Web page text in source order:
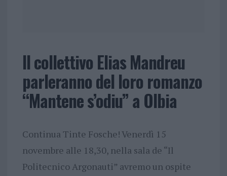
Il collettivo Elias Mandreu
parleranno del loro romanzo
“Mantene s’odiu” a Olbia
Continua Tinte Fosche! Venerdì 15
novembre alle 18,30, nella sala de “Il
Politecnico Argonauti” avremo un ospite